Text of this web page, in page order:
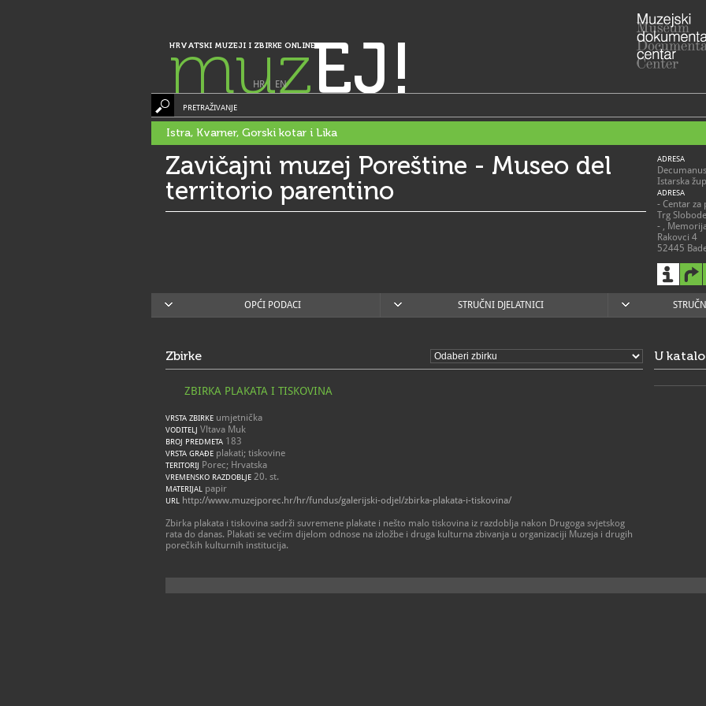
HRVATSKI MUZEJI I ZBIRKE ONLINE
muzEJ!
HR| EN
PRETRAŽIVANJE
Istra, Kvarner, Gorski kotar i Lika
Zavičajni muzej Poreštine - Museo del
territorio parentino
ADRESA
Istarska
ADRESA
- Centar za
Trg
- ,
Rakovci 4
52445
skulptura
52450
-
52440
15. rujna
•
OPĆI PODACI STRUČNI DJELATNICI
Zbirke
ZBIRKA PLAKATA I TISKOVINA
VRSTA ZBIRKE umjetnička
VODITELJ Vltava Muk
BROJ PREDMETA 183
VRSTA GRAĐE plakati; tiskovine
TERITORIJ Porec; Hrvatska
VREMENSKO RAZDOBLJE 20. st.
MATERIJAL papir
URL http://www.muzejporec.hr/hr/fundus/galerijski-odjel/zbirka-plakata-i-tiskovina/
Zbirka plakata i tiskovina sadrži suvremene plakate i nešto malo tiskovina iz razdoblja nakon Drugoga svjetskog
rata do danas. Plakati se većim dijelom odnose na izložbe i druga kulturna zbivanja u organizaciji Muzeja i drugih
porečkih kulturnih institucija.
U